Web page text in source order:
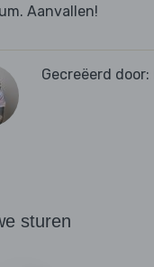
Aanvallen!
Gecreëerd door:
sturen